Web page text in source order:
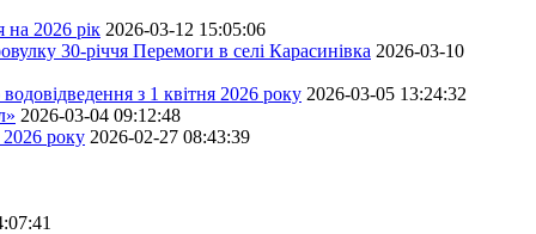
на 2026 рік 2026-03-12 15:05:06
30-річчя Перемоги в селі Карасинівка 2026-03-10
з 1 квітня 2026 року 2026-03-05 13:24:32
2026-03-04 09:12:48
2026 року 2026-02-27 08:43:39